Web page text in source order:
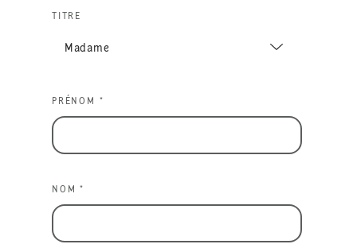
TITRE
PRÉNOM *
NOM *